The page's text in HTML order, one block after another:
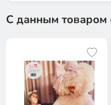
С данным товаром